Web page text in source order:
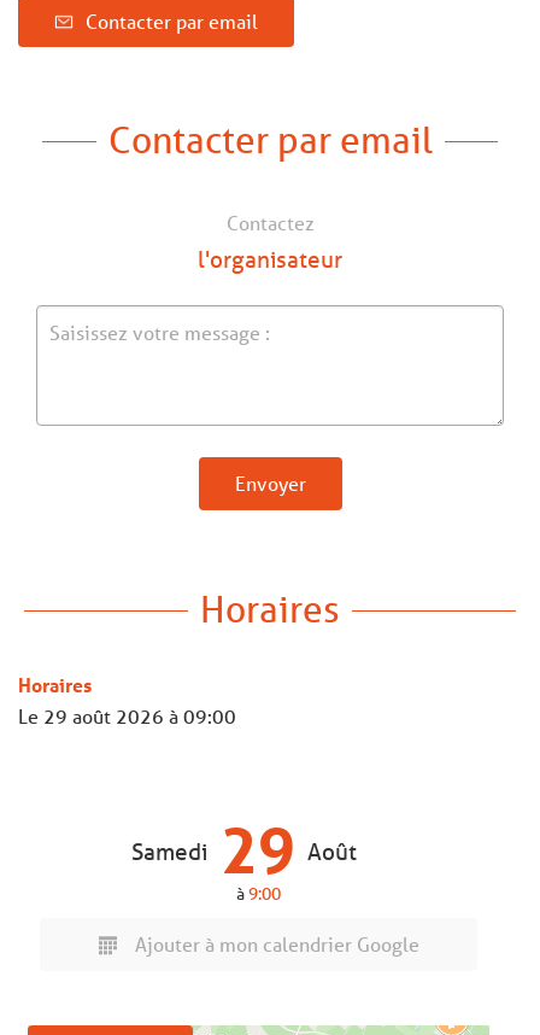
Contacter par email
Contacter par email
Contactez
l'organisateur
Envoyer
Horaires
Horaires
Le 29 août 2026 à 09:00
Samedi 29 Août
à9:00
Ajouter à mon calendrier Google